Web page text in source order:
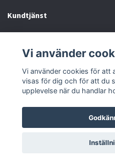
Kundtjänst
Sociala medier
© 2026
Vi använder
Vi använder cookies för att
visas för dig och för att du
upplevelse när du handlar